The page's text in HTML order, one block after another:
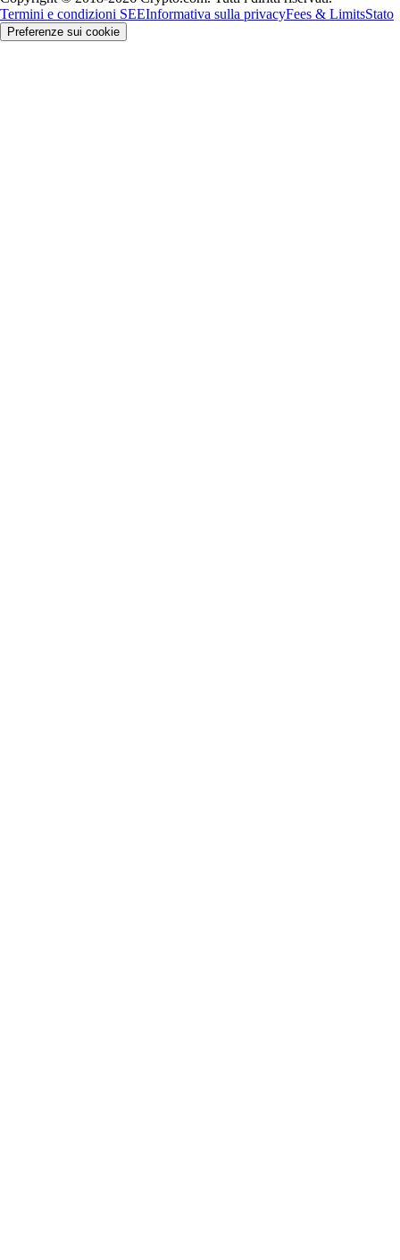
Termini e condizioni SEEInformativa sulla privacyFees & LimitsStato
Preferenze sui cookie